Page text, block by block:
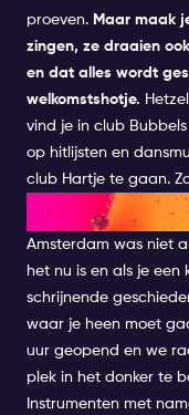
proeven. Maar maak
zingen, ze draaien
en dat alles wordt
welkomstshotje.
vind je in club Bubbels
op hitlijsten en
club Hartje te gaan.
BEZOEK
Amsterdam was niet
het nu is en als je een
schrijnende
waar je heen moet
uur geopend en we
plek in het donker te
Instrumenten met